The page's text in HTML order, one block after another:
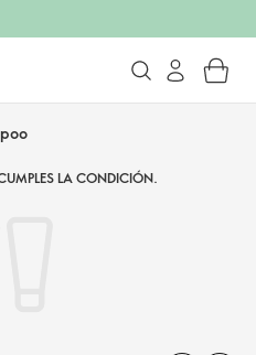
LA CONDICIÓN.